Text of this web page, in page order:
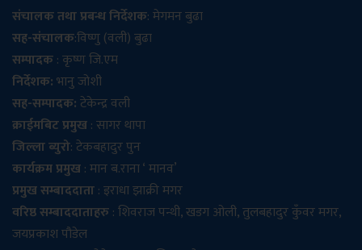
संचालक तथा प्रबन्ध निर्देशक: मेगमन बुढा
सह-संचालक:विष्णु (वली) बुढा
सम्पादक: कृष्ण जि.एम
निर्देशक:भानु जोशी
सह-सम्पादक:टेकेन्द्र वली
क्राईमबिट प्रमुख: सागर थापा
जिल्ला ब्युरो: टेकबहादुर पुन
कार्यक्रम प्रमुख: मान ब.राना ‘ मानव’
प्रमुख सम्बाददाता: इराधा झाक्री मगर
वरिष्ठ सम्बाददाताहरु: शिवराज पन्थी, खडग ओली, तुलबहादुर कुँवर मगर,
जयप्रकाश पौडेल